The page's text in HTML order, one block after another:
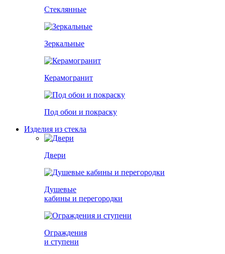
Стеклянные
Зеркальные
Керамогранит
Под обои и покраску
Изделия из стекла
Двери
Душевые
кабины и перегородки
Ограждения
и ступени